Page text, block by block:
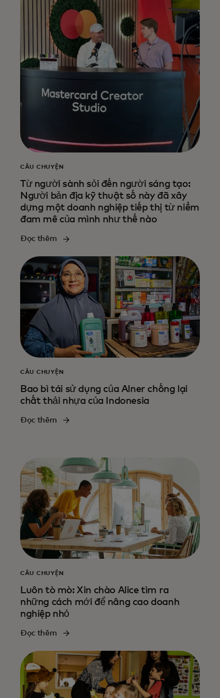
CÂU CHUYỆN
Từ người sành sỏi đến người sáng tạo:
Người bản địa kỹ thuật số này đã xây
dựng một doanh nghiệp tiếp thị từ niềm
đam mê của mình như thế nào
Đọc thêm
CÂU CHUYỆN
Bao bì tái sử dụng của Alner chống lại
chất thải nhựa của Indonesia
Đọc thêm
CÂU CHUYỆN
Luôn tò mò: Xin chào Alice tìm ra
những cách mới để nâng cao doanh
nghiệp nhỏ
Đọc thêm